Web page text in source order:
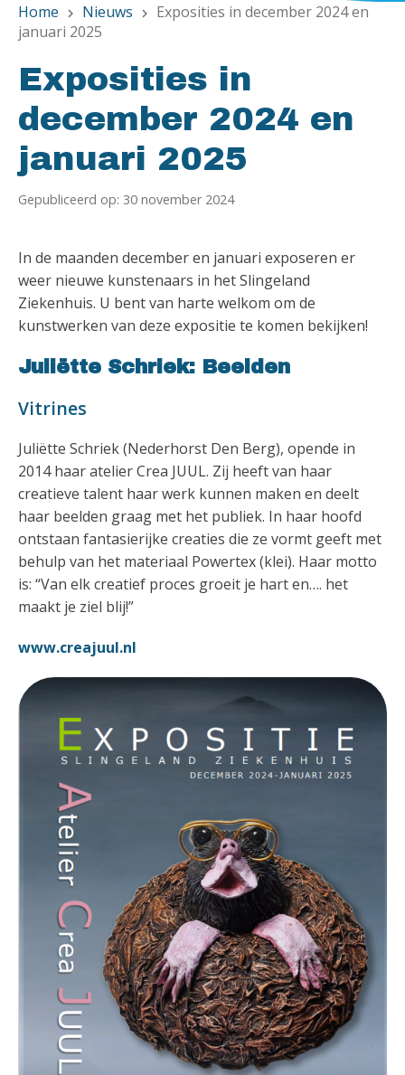
Home chevron_right Nieuws chevron_right
Exposities in december 2024 en
januari 2025
Exposities in
december 2024 en
januari 2025
Gepubliceerd op: 30 november 2024
In de maanden december en januari exposeren er
weer nieuwe kunstenaars in het Slingeland
Ziekenhuis. U bent van harte welkom om de
kunstwerken van deze expositie te komen bekijken!
Juliëtte Schriek: Beelden
Vitrines
Juliëtte Schriek (Nederhorst Den Berg), opende in
2014 haar atelier Crea JUUL. Zij heeft van haar
creatieve talent haar werk kunnen maken en deelt
haar beelden graag met het publiek. In haar hoofd
ontstaan fantasierijke creaties die ze vormt geeft met
behulp van het materiaal Powertex (klei). Haar motto
is: “Van elk creatief proces groeit je hart en…. het
maakt je ziel blij!”
www.creajuul.nl